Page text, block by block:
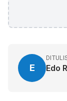
E Edo